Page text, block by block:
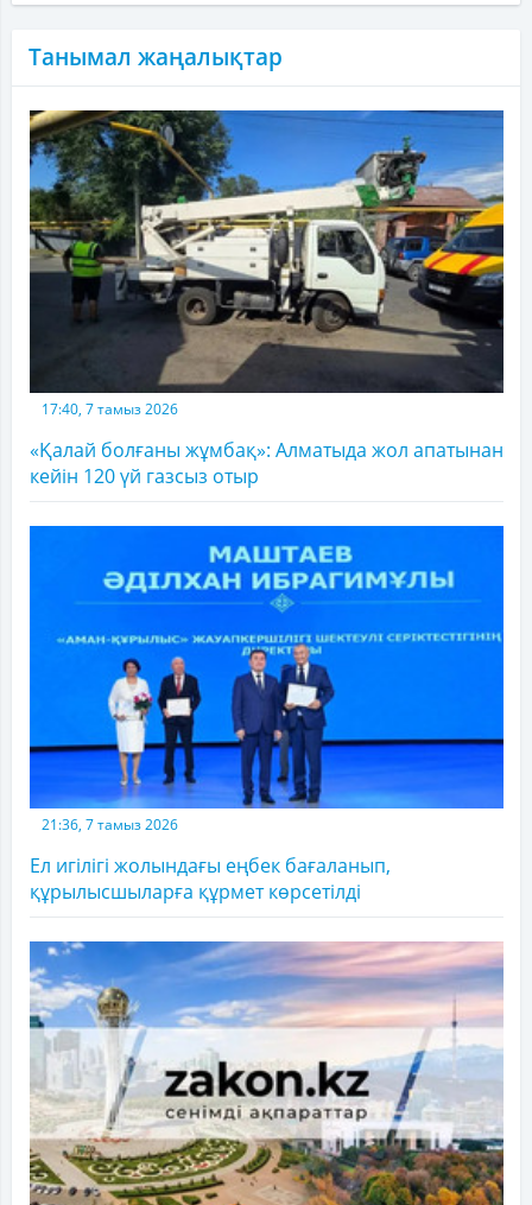
Танымал жаңалықтар
17:40, 7 тамыз 2026
«Қалай болғаны жұмбақ»: Алматыда жол апатынан
кейін 120 үй газсыз отыр
21:36, 7 тамыз 2026
Ел игілігі жолындағы еңбек бағаланып,
құрылысшыларға құрмет көрсетілді